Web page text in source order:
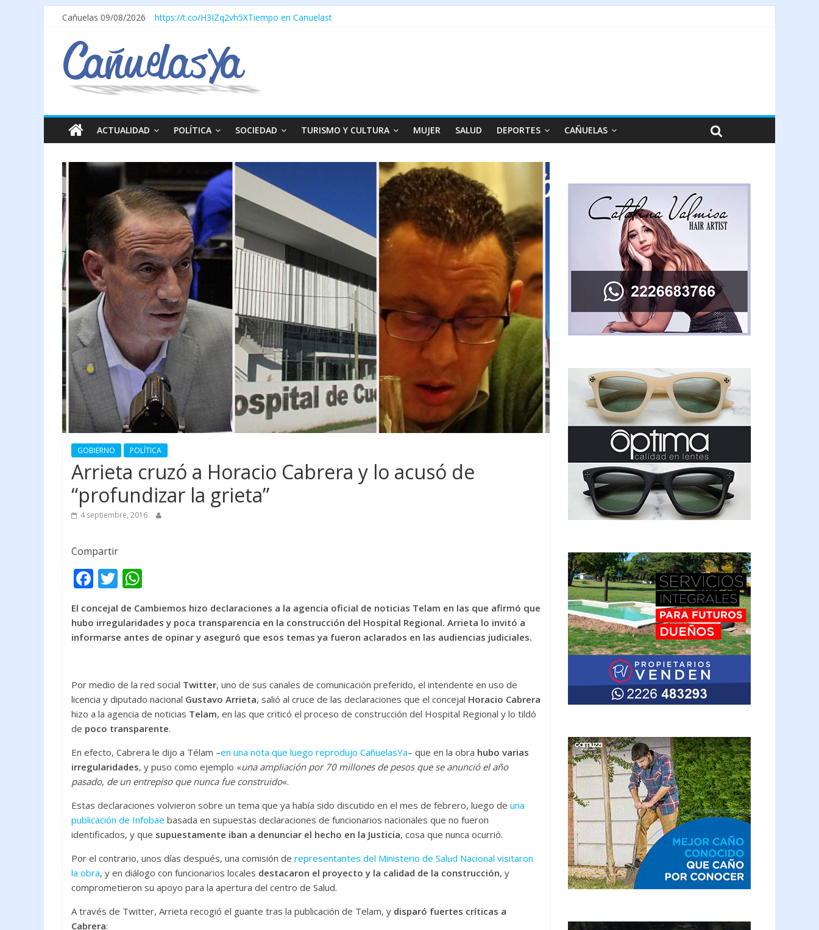
Cañuelas 09/08/2026 https://t.co/H3IZq2vh5XTiempo en Canuelast
ACTUALIDAD POLÍTICA SOCIEDAD TURISMO Y CULTURA MUJER SALUD DEPORTES CAÑUELAS
GOBIERNO POLÍTICA
Arrieta cruzó a Horacio Cabrera y lo acusó de
“profundizar la grieta”
4 septiembre, 2016
Compartir
F
ac
e
b
k
T
w
itt
er
at
s
p
p
El concejal de Cambiemos hizo declaraciones a la agencia oficial de noticias Telam en las que afirmó que
hubo irregularidades y poca transparencia en la construcción del Hospital Regional. Arrieta lo invitó a
informarse antes de opinar y aseguró que esos temas ya fueron aclarados en las audiencias judiciales.
Por medio de la red social Twitter, uno de sus canales de comunicación preferido, el intendente en uso de
licencia y diputado nacional Gustavo Arrieta, salió al cruce de las declaraciones que el concejal Horacio Cabrera
hizo a la agencia de noticias Telam, en las que criticó el proceso de construcción del Hospital Regional y lo tildó
de poco transparente.
En efecto, Cabrera le dijo a Télam –en una nota que luego reprodujo CañuelasYa– que en la obra hubo varias
irregularidades, y puso como ejemplo «una ampliación por 70 millones de pesos que se anunció el año
pasado, de un entrepiso que nunca fue construido«.
Estas declaraciones volvieron sobre un tema que ya había sido discutido en el mes de febrero, luego de una
publicación de Infobae basada en supuestas declaraciones de funcionarios nacionales que no fueron
identificados, y que supuestamente iban a denunciar el hecho en la Justicia, cosa que nunca ocurrió.
Por el contrario, unos días después, una comisión de representantes del Ministerio de Salud Nacional visitaron
la obra, y en diálogo con funcionarios locales destacaron el proyecto y la calidad de la construcción, y
comprometieron su apoyo para la apertura del centro de Salud.
A través de Twitter, Arrieta recogió el guante tras la publicación de Telam, y disparó fuertes críticas a
Cabrera: